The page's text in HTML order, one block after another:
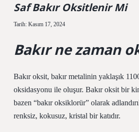
Saf Bakır Oksitlenir Mi
Tarih: Kasım 17, 2024
Bakır ne zaman
Bakır oksit, bakır metalinin yaklaşık
oksidasyonu ile oluşur. Bakır oksit bir
bazen “bakır oksiklorür” olarak
renksiz, kokusuz, kristal bir katıdır.